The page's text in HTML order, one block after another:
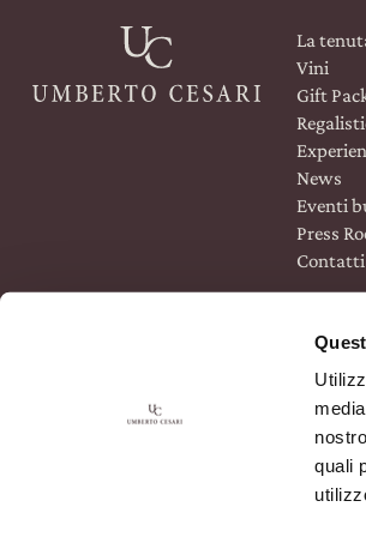
quali
Il nostro
La
Vini
Gift
News
Eventi
Press
Contatti